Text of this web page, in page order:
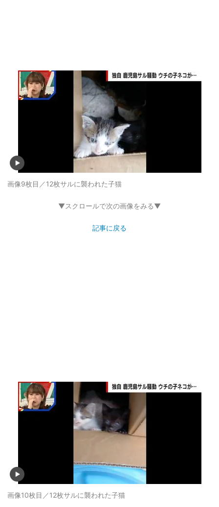
画像9枚目／12枚サルに襲われた子猫
▼スクロールで次の画像をみる▼
記事に戻る
画像10枚目／12枚サルに襲われた子猫